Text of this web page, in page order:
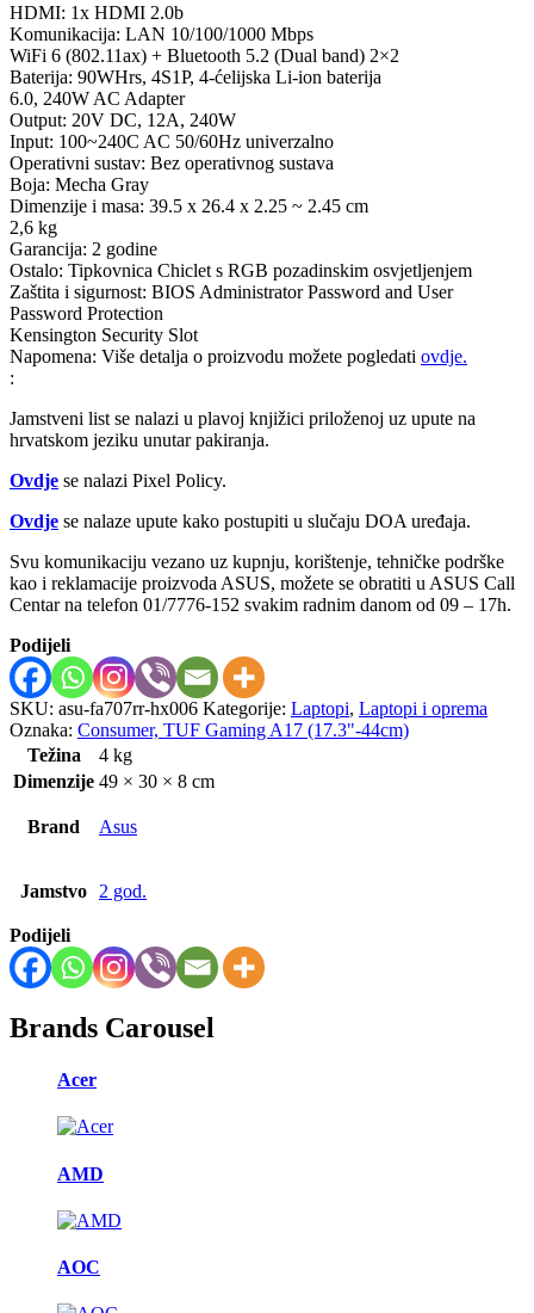
HDMI: 1x HDMI 2.0b
Komunikacija: LAN 10/100/1000 Mbps
WiFi 6 (802.11ax) + Bluetooth 5.2 (Dual band) 2×2
Baterija: 90WHrs, 4S1P, 4-ćelijska Li-ion baterija
6.0, 240W AC Adapter
Output: 20V DC, 12A, 240W
Input: 100~240C AC 50/60Hz univerzalno
Operativni sustav: Bez operativnog sustava
Boja: Mecha Gray
Dimenzije i masa: 39.5 x 26.4 x 2.25 ~ 2.45 cm
2,6 kg
Garancija: 2 godine
Ostalo: Tipkovnica Chiclet s RGB pozadinskim osvjetljenjem
Zaštita i sigurnost: BIOS Administrator Password and User
Password Protection
Kensington Security Slot
Napomena: Više detalja o proizvodu možete pogledati ovdje.
:
Jamstveni list se nalazi u plavoj knjižici priloženoj uz upute na
hrvatskom jeziku unutar pakiranja.
Ovdje se nalazi Pixel Policy.
Ovdje se nalaze upute kako postupiti u slučaju DOA uređaja.
Svu komunikaciju vezano uz kupnju, korištenje, tehničke podrške
kao i reklamacije proizvoda ASUS, možete se obratiti u ASUS Call
Centar na telefon 01/7776-152 svakim radnim danom od 09 – 17h.
Podijeli
SKU: asu-fa707rr-hx006 Kategorije: Laptopi, Laptopi i oprema
Oznaka: Consumer, TUF Gaming A17 (17.3"-44cm)
Težina
4 kg
Dimenzije 49 × 30 × 8 cm
Brand Asus
Jamstvo 2 god.
Podijeli
Brands Carousel
Acer
AMD
AOC